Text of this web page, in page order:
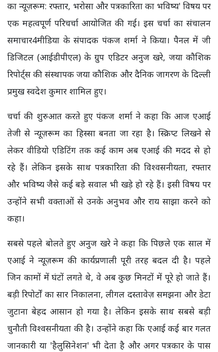
का न्यूज़रूम: रफ्तार, भरोसा और पत्रकारिता का भविष्य' विषय पर
एक महत्वपूर्ण परिचर्चा आयोजित की गई। इस चर्चा का संचालन
समाचार4मीडिया के संपादक पंकज शर्मा ने किया। पैनल में जी
डिजिटल (आईडीपीएल) के ग्रुप एडिटर अनुज खरे, जया कौशिक
रिपोर्ट्स की संस्थापक जया कौशिक और दैनिक जागरण के दिल्ली
प्रमुख स्वदेश कुमार शामिल हुए।
चर्चा की शुरुआत करते हुए पंकज शर्मा ने कहा कि आज एआई
तेजी से न्यूज़रूम का हिस्सा बनता जा रहा है। स्क्रिप्ट लिखने से
लेकर वीडियो एडिटिंग तक कई काम अब एआई की मदद से हो
रहे हैं। लेकिन इसके साथ पत्रकारिता की विश्वसनीयता, रफ्तार
और भविष्य जैसे कई बड़े सवाल भी खड़े हो रहे हैं। इसी विषय पर
उन्होंने सभी वक्ताओं से उनके अनुभव और राय साझा करने को
कहा।
सबसे पहले बोलते हुए अनुज खरे ने कहा कि पिछले एक साल में
एआई ने न्यूज़रूम की कार्यप्रणाली पूरी तरह बदल दी है। पहले
जिन कामों में घंटों लगते थे, वे अब कुछ मिनटों में पूरे हो जाते हैं।
बड़ी रिपोर्टों का सार निकालना, लीगल दस्तावेज़ समझना और डेटा
जुटाना बेहद आसान हो गया है। लेकिन इसके साथ सबसे बड़ी
चुनौती विश्वसनीयता की है। उन्होंने कहा कि एआई कई बार गलत
जानकारी या 'हैलुसिनेशन' भी देता है और अगर पत्रकार के पास